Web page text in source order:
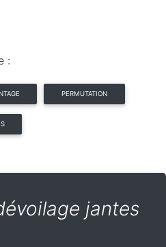
:
PERMUTATION
jantes